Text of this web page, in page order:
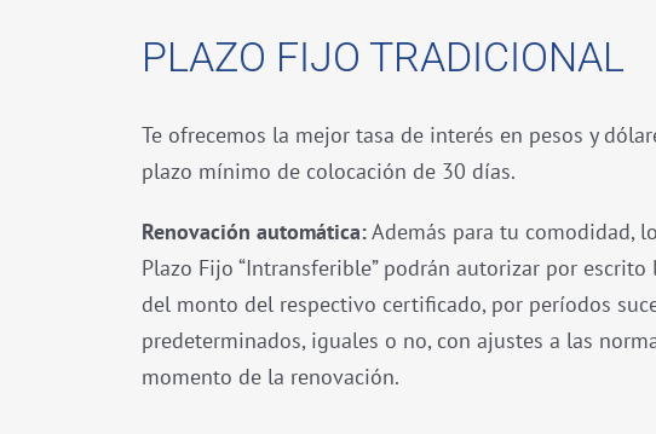
PLAZO FIJO TRADICIONAL
Te ofrecemos la mejor tasa de interés en pesos y
plazo mínimo de colocación de 30 días.
Renovación automática:Además para tu comodidad,
Plazo Fijo “Intransferible” podrán autorizar por
del monto del respectivo certificado, por períodos
predeterminados, iguales o no, con ajustes a las
momento de la renovación.